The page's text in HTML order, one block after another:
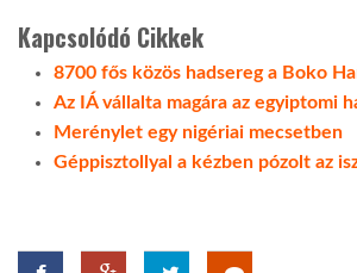
Kapcsolódó Cikkek
8700 fős közös hadsereg a Boko
Az IÁ vállalta magára az egyiptomi
Merénylet egy nigériai mecsetben
Géppisztollyal a kézben pózolt az